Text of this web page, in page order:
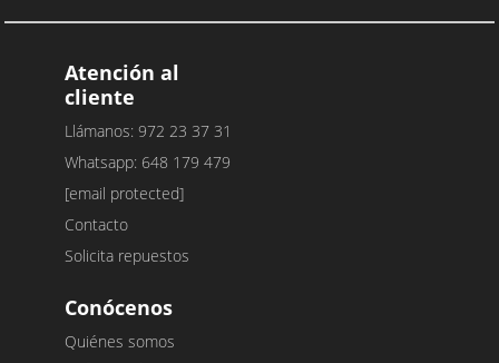
Atención al
cliente
Llámanos: 972 23 37 31
Whatsapp: 648 179 479
[email protected]
Contacto
Solicita repuestos
Conócenos
Quiénes somos